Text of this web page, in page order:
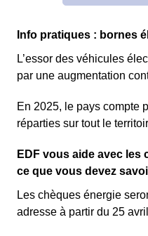
Info pratiques : bornes
L’essor des véhicules
par une augmentation
En 2025, le pays compte
réparties sur tout le
EDF vous aide avec les
ce que vous devez
Les chèques énergie
adresse à partir du 25